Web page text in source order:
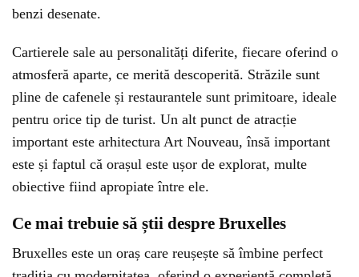
benzi desenate.
Cartierele sale au personalități diferite, fiecare oferind o
atmosferă aparte, ce merită descoperită. Străzile sunt
pline de cafenele și restaurantele sunt primitoare, ideale
pentru orice tip de turist. Un alt punct de atracție
important este arhitectura Art Nouveau, însă important
este și faptul că orașul este ușor de explorat, multe
obiective fiind apropiate între ele.
Ce mai trebuie să știi despre Bruxelles
Bruxelles este un oraș care reușește să îmbine perfect